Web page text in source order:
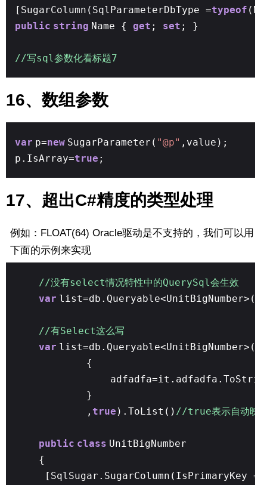
[SugarColumn(SqlParameterDbType =typeof
public string Name { get ; set ; }
//写sql参数化看标题7
16、数组参数
var p=new SugarParameter( "@p" ,value);
p.IsArray=true ;
17、超出C#精度的类型处理
例如：FLOAT(64) Oracle驱动是不支持的，我们可以用
下面的示例来实现
//没有select情况特性中的QuerySql会生效
var
//有Select这么写
var
{
}
, true ).ToList() //true表示自动映射
public class UnitBigNumber
{
[SqlSugar.SugarColumn(IsPrimaryKey =